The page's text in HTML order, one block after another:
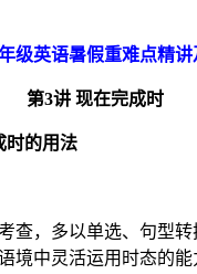
级英语暑假重难点精
第3讲 现在完成时
时的用法
查，多以单选、句型
境中灵活运用时态的